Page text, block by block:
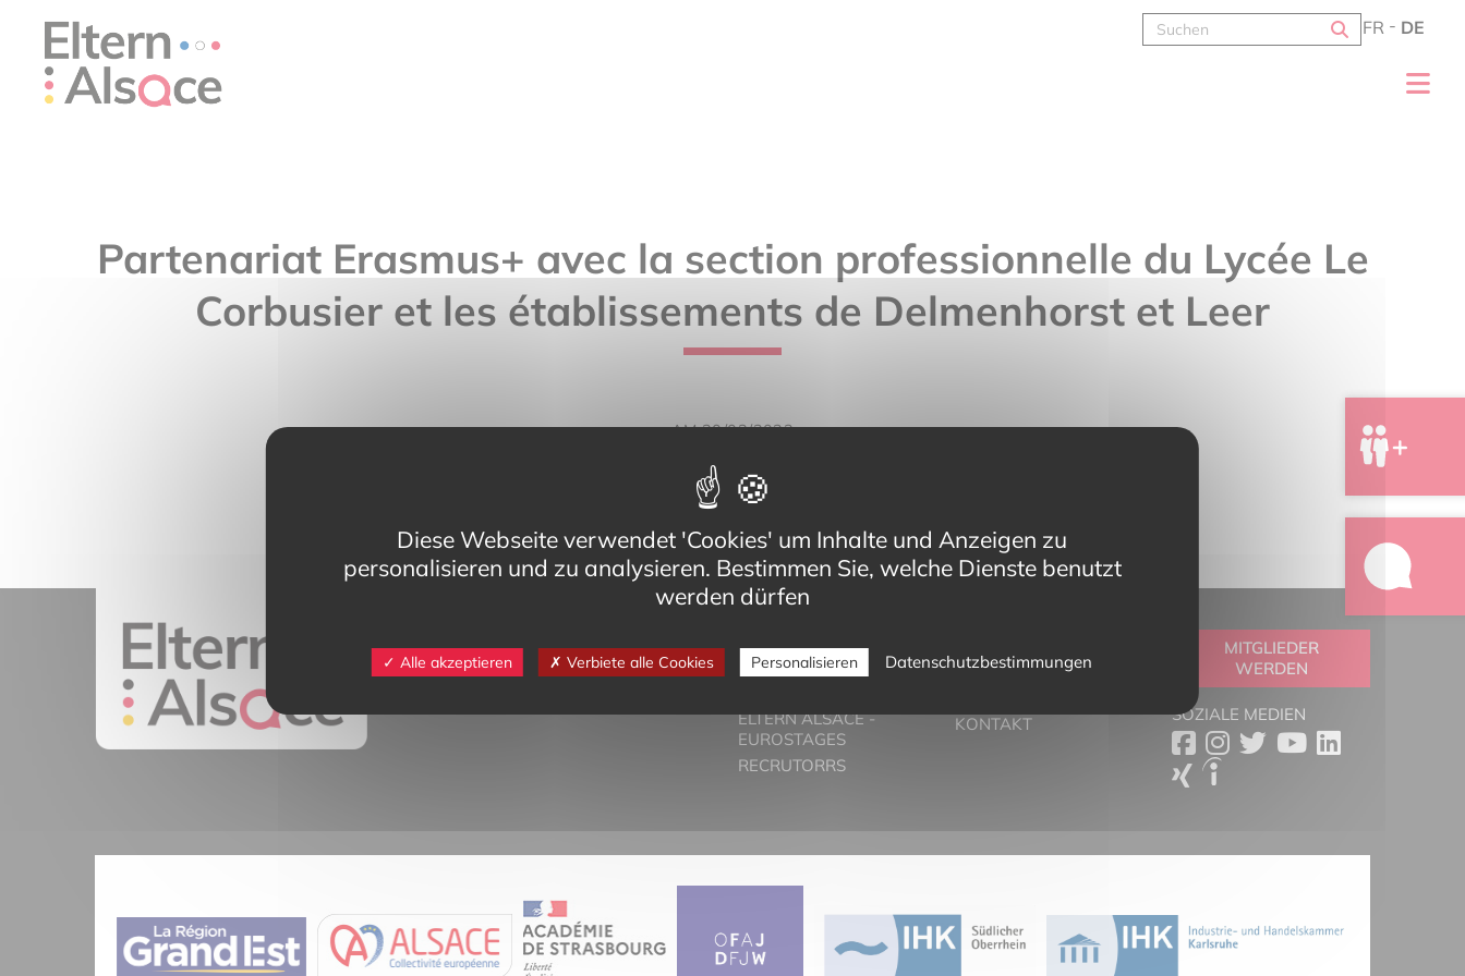
FR DE
Partenariat Erasmus+ avec la section professionnelle du Lycée Le
Corbusier et les établissements de Delmenhorst et Leer
AM 30/03/2023
68025 Colmar Cedex
contact@eltern-bilinguisme.org
VORSTELLUNG
DER ZWEISPRACHIGE
ELTERN ALSACE -
EUROSTAGES
RECRUTORRS
PARTNER
KONTAKT
MITGLIEDER
WERDEN
SOZIALE MEDIEN
Diese Webseite verwendet 'Cookies' um Inhalte und Anzeigen zu
personalisieren und zu analysieren. Bestimmen Sie, welche Dienste benutzt
werden dürfen
Alle akzeptieren Verbiete alle Cookies Personalisieren Datenschutzbestimmungen